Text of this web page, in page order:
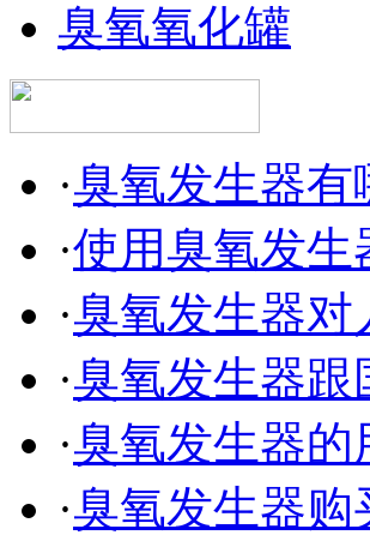
臭氧氧化罐
·臭氧发生器有
·使用臭氧发生
·臭氧发生器对
·臭氧发生器
·臭氧发生器的
·臭氧发生器购